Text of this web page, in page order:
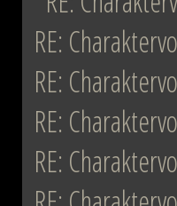
RE:
RE:
RE:
RE: